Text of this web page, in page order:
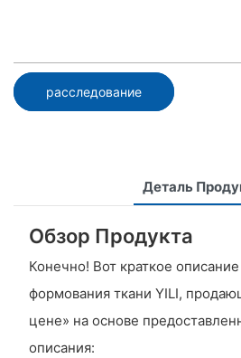
расследование
Деталь
Обзор Продукта
Конечно! Вот краткое
формования ткани YILI,
цене» на основе
описания: